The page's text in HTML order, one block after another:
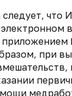
что
при